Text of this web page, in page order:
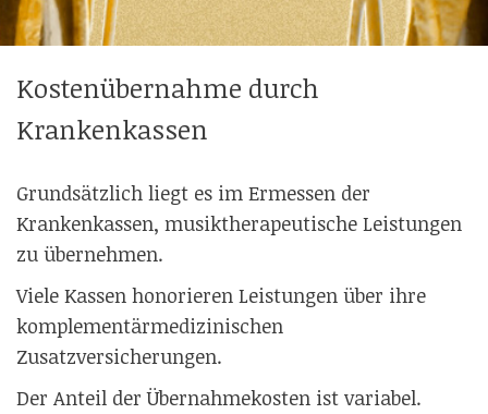
Kostenübernahme durch
Krankenkassen
Grundsätzlich liegt es im Ermessen der
Krankenkassen, musiktherapeutische Leistungen
zu übernehmen.
Viele Kassen honorieren Leistungen über ihre
komplementärmedizinischen
Zusatzversicherungen.
Der Anteil der Übernahmekosten ist variabel.